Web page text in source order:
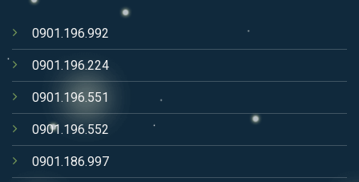
0901.196.992
0901.196.224
0901.196.551
0901.196.552
0901.186.997